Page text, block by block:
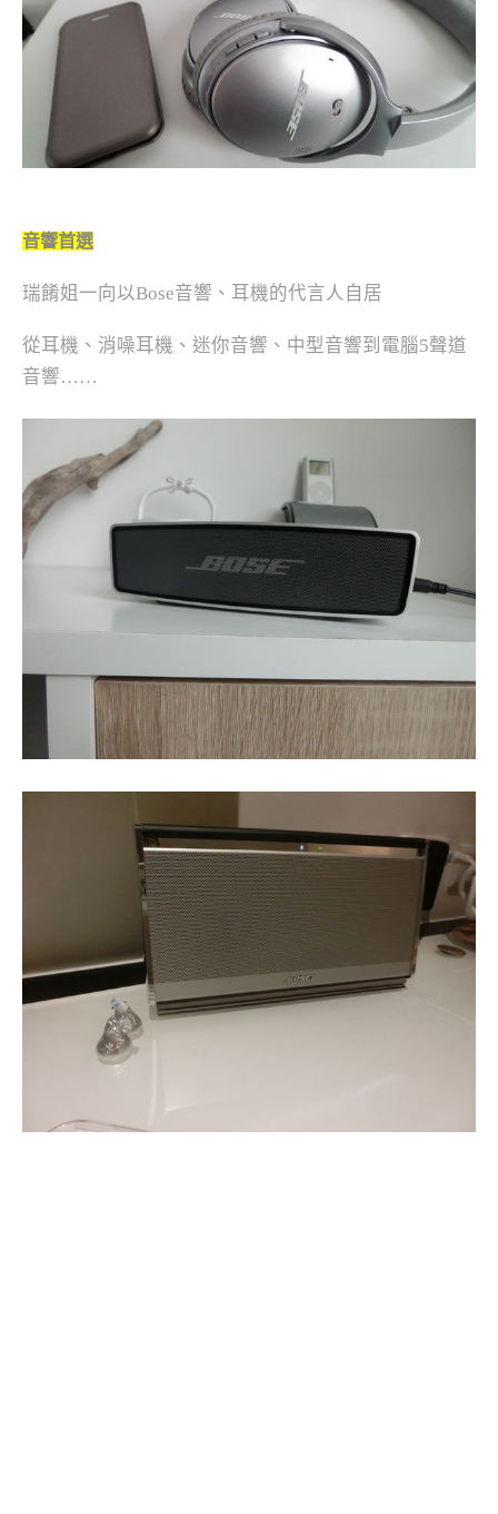
音響首選
瑞餚姐一向以Bose音響、耳機的代言人自居
從耳機、消噪耳機、迷你音響、中型音響到電腦5聲道
音響……